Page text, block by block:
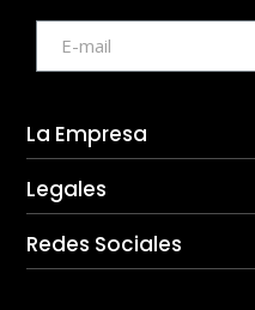
La Empresa
Legales
Redes Sociales